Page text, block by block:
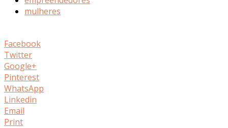
mulheres
Facebook
Twitter
Google+
Pinterest
WhatsApp
Linkedin
Email
Print